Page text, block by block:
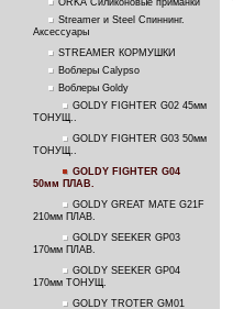
ORKA Силиконовые приманки
Streamer и Steel Спиннинг.
Аксессуары
STREAMER КОРМУШКИ
Воблеры Calypso
Воблеры Goldy
GOLDY FIGHTER G02 45мм
ТОНУЩ..
GOLDY FIGHTER G03 50мм
ТОНУЩ..
GOLDY FIGHTER G04
50мм ПЛАВ.
GOLDY GREAT MATE G21F
210мм ПЛАВ.
GOLDY SEEKER GP03
170мм ПЛАВ.
GOLDY SEEKER GP04
170мм ТОНУЩ.
GOLDY TROTER GM01